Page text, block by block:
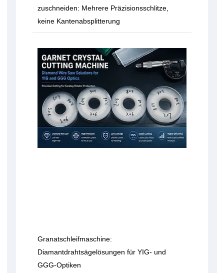
zuschneiden: Mehrere Präzisionsschlitze,
keine Kantenabsplitterung
Granatschleifmaschine:
Diamantdrahtsägelösungen für YIG- und
GGG-Optiken